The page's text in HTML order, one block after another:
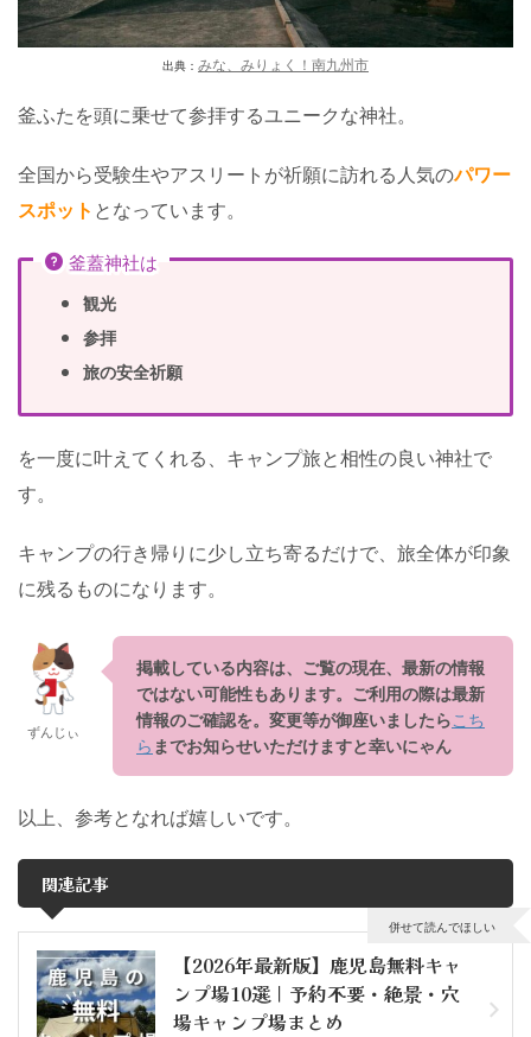
出典： みな、みりょく！南九州市
釜ふたを頭に乗せて参拝するユニークな神社。
全国から受験生やアスリートが祈願に訪れる人気のパワー
スポット となっています。
釜蓋神社は
観光
参拝
旅の安全祈願
を一度に叶えてくれる、キャンプ旅と相性の良い神社で
す。
キャンプの行き帰りに少し立ち寄るだけで、旅全体が印象
に残るものになります。
ずんじぃ
掲載している内容は、ご覧の現在、最新の情報
ではない可能性もあります。ご利用の際は最新
情報のご確認を。変更等が御座いましたらこち
ら までお知らせいただけますと幸いにゃん
以上、参考となれば嬉しいです。
関連記事
【2026年最新版】鹿児島無料キャ
ンプ場10選｜予約不要・絶景・穴
場キャンプ場まとめ
併せて読んでほしい